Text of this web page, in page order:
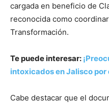
cargada en beneficio de
reconocida como
Transformación.
Te puede interesar:
intoxicados en Jalisco
Cabe destacar que el